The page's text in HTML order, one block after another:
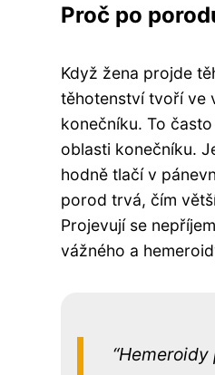
Proč po
Když žena projde
těhotenství tvoří ve
konečníku. To
oblasti konečníku.
hodně tlačí v
porod trvá, čím
Projevují se
vážného a
Hemeroidy